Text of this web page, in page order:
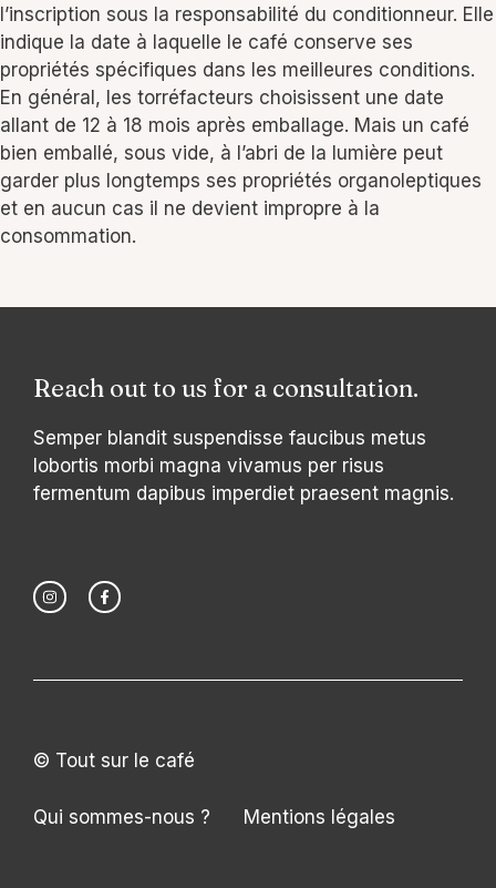
l’inscription sous la responsabilité du conditionneur. Elle
indique la date à laquelle le café conserve ses
propriétés spécifiques dans les meilleures conditions.
En général, les torréfacteurs choisissent une date
allant de 12 à 18 mois après emballage. Mais un café
bien emballé, sous vide, à l’abri de la lumière peut
garder plus longtemps ses propriétés organoleptiques
et en aucun cas il ne devient impropre à la
consommation.
Reach out to us for a consultation.
Semper blandit suspendisse faucibus metus
lobortis morbi magna vivamus per risus
fermentum dapibus imperdiet praesent magnis.
© Tout sur le café
Qui sommes-nous ? Mentions légales